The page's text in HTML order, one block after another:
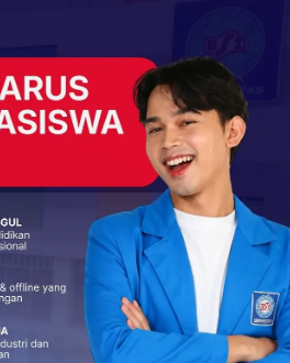
dengan satu ajakan
mengajak semuanya untuk
FKB UBSI di Postinc
refleksi, semua pencapaian
Sebagai Kampus Digital Kreatif,
0
77